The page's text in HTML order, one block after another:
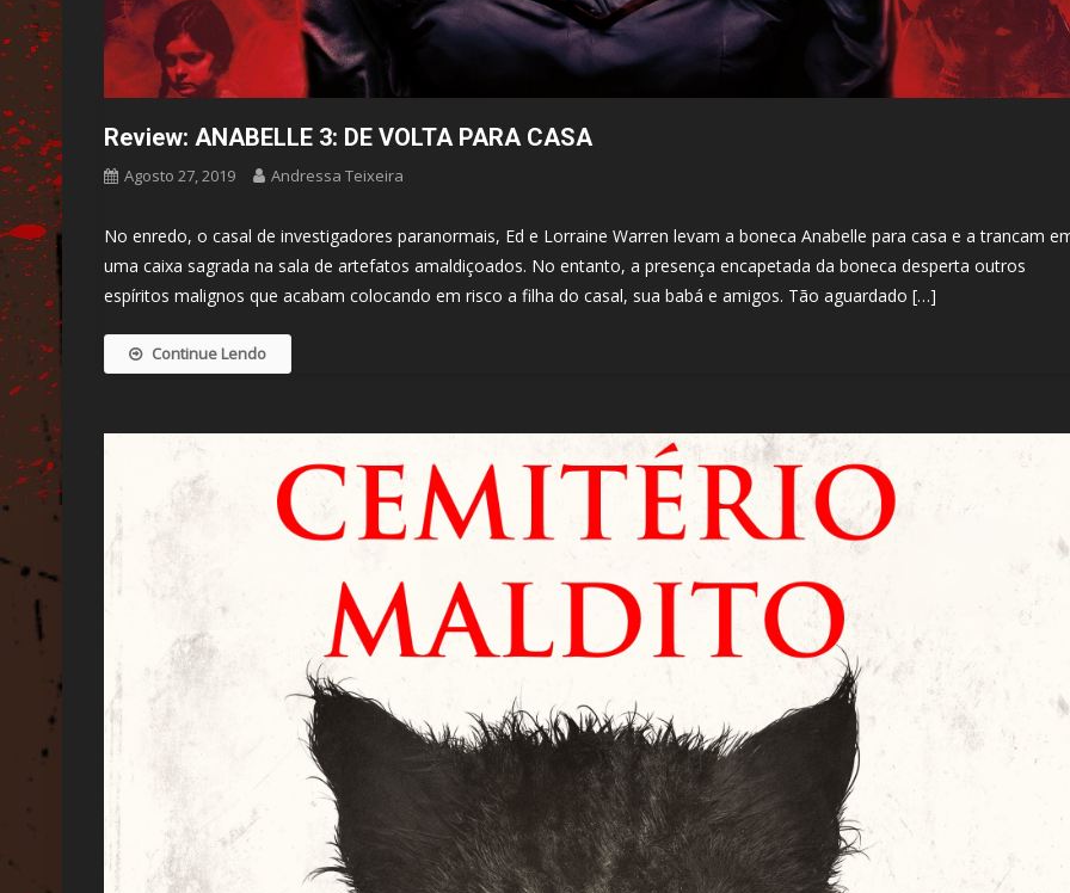
Review: ANABELLE 3: DE VOLTA PARA CASA
Agosto 27, 2019 Andressa Teixeira
No enredo, o casal de investigadores paranormais, Ed e Lorraine Warren levam a boneca Anabelle para casa e a trancam
uma caixa sagrada na sala de artefatos amaldiçoados. No entanto, a presença encapetada da boneca desperta outros
espíritos malignos que acabam colocando em risco a filha do casal, sua babá e amigos. Tão aguardado […]
Continue Lendo